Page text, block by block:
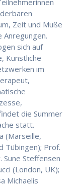
Zeit und Muße
Anregungen.
sich auf
Künstliche
im
die Summer
statt.
(Marseille,
Tübingen); Prof.
Sune Steffensen
(London, UK);
Michaelis